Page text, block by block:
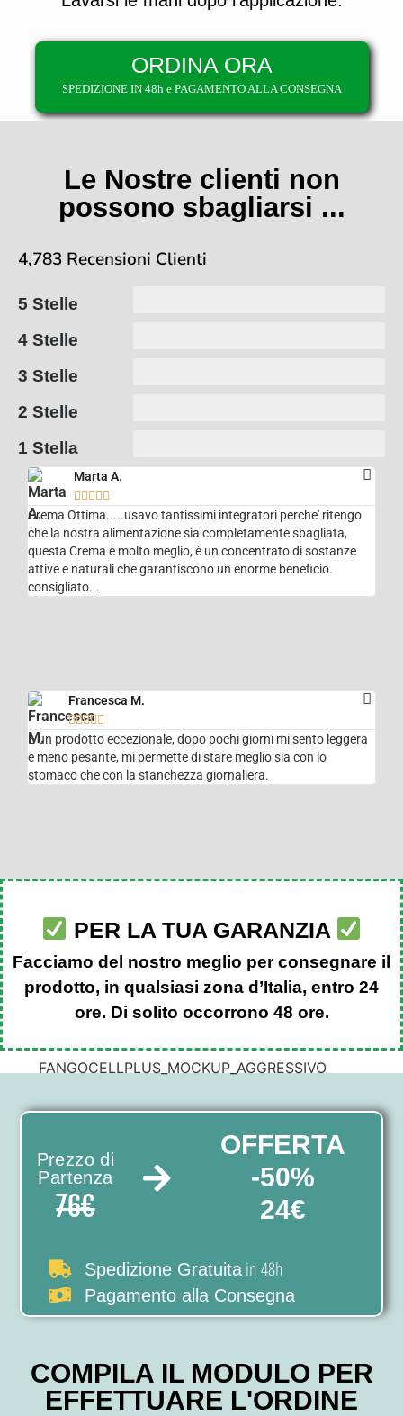
ORDINA ORA
SPEDIZIONE IN 48h e PAGAMENTO ALLA CONSEGNA
Le Nostre clienti non
possono sbagliarsi ...
4,783 Recensioni Clienti
5 Stelle
4 Stelle
3 Stelle
2 Stelle
1 Stella
Marta A.
    
Crema Ottima.....usavo tantissimi integratori perche' ritengo
che la nostra alimentazione sia completamente sbagliata,
questa Crema è molto meglio, è un concentrato di sostanze
attive e naturali che garantiscono un enorme beneficio.
consigliato...
Francesca M.
 
È un prodotto eccezionale, dopo pochi giorni mi sento leggera
e meno pesante, mi permette di stare meglio sia con lo
stomaco che con la stanchezza giornaliera.
PER LA TUA GARANZIA
Facciamo del nostro meglio per consegnare il
prodotto, in qualsiasi zona d’Italia, entro 24
ore. Di solito occorrono 48 ore.
Prezzo di
Partenza
76€
OFFERTA
-50%
24€
Spedizione Gratuita in 48h
Pagamento alla Consegna
COMPILA IL MODULO PER
EFFETTUARE L'ORDINE